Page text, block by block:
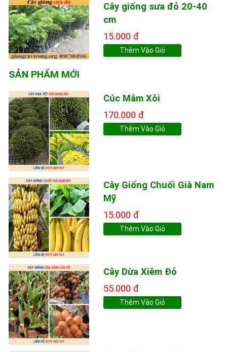
Cây giống sưa đỏ 20-40
cm
15.000 đ
Thêm Vào Giỏ
SẢN PHẨM MỚI
Cúc Mâm Xôi
170.000 đ
Thêm Vào Giỏ
Cây Giống Chuối Già Nam
Mỹ
15.000 đ
Thêm Vào Giỏ
Cây Dừa Xiêm Đỏ
55.000 đ
Thêm Vào Giỏ